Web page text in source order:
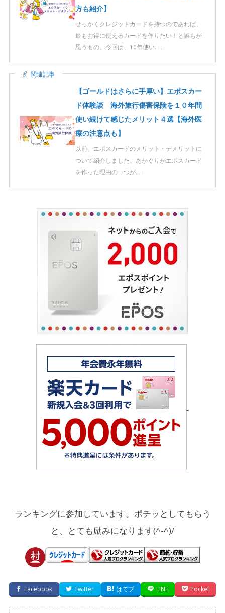
方も紹介】
せっかくクレジットカードを持つのであれば、
最もお得に使えるカードを作りたい！と誰もが
思うもの。今回は、10年使い……
関連記事
【ゴールドはさらに手厚い】エポスカー
ド体験談 海外旅行傷害保険を１０年間
使い続けて感じたメリット４選【海外医
療の注意点も】
以前、エポスカードのメリット・デメリットに
ついて紹介しました。あかぐりがエポスカード
を作った理由の一つが……
ランキングに参加しています。ポチッとしてもらう
と、とても励みになります(^-^)/
Facebook Twitter はてブ LINE Pocket